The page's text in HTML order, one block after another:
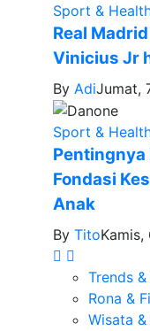
Sport &
Real
Vinicius Jr
By AdiJumat,
Sport &
Fondasi
Anak
By Tito
Trends
Rona &
Wisata &